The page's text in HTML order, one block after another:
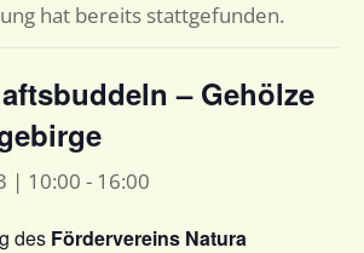
hat bereits stattgefunden.
– Gehölze
| 10:00 - 16:00
des Fördervereins Natura